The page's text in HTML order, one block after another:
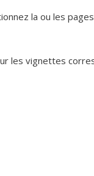
la ou les
les vignettes